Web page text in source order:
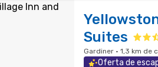
Suites
Gardiner · 1,3 km de
Oferta de